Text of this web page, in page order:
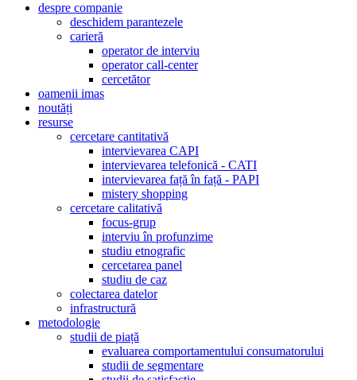
despre companie
deschidem parantezele
carieră
operator de interviu
operator call-center
cercetător
oamenii imas
noutăți
resurse
cercetare cantitativă
intervievarea CAPI
intervievarea telefonică - CATI
intervievarea față în față - PAPI
mistery shopping
cercetare calitativă
focus-grup
interviu în profunzime
studiu etnografic
cercetarea panel
studiu de caz
colectarea datelor
infrastructură
metodologie
studii de piață
evaluarea comportamentului consumatorului
studii de segmentare